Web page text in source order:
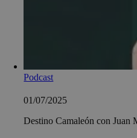
Podcast
01/07/2025
Destino Camaleón con Juan